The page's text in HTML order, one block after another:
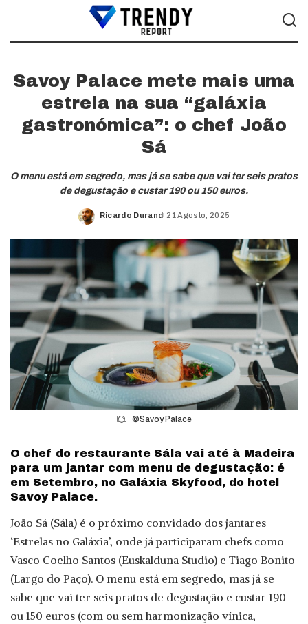
Savoy Palace mete mais uma
estrela na sua “galáxia
gastronómica”: o chef João
Sá
O menu está em segredo, mas já se sabe que vai ter seis pratos
de degustação e custar 190 ou 150 euros.
Posted
Ricardo Durand 21 Agosto, 2025
©Savoy Palace
O chef do restaurante Sála vai até à Madeira
para um jantar com menu de degustação: é
em Setembro, no Galáxia Skyfood, do hotel
Savoy Palace.
João Sá (Sála) é o próximo convidado dos jantares
‘Estrelas no Galáxia’, onde já participaram chefs como
Vasco Coelho Santos (Euskalduna Studio) e Tiago Bonito
(Largo do Paço). O menu está em segredo, mas já se
sabe que vai ter seis pratos de degustação e custar 190
ou 150 euros (com ou sem harmonização vínica,